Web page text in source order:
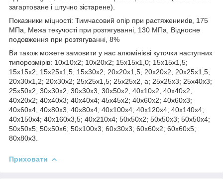
загартоване і штучно зістарене).
Показники міцності: Тимчасовий опір при растяженииdв , 175
МПа, Межа текучості при розтягуванні, 130 МПа, Відносне
подовження при розтягуванні, 8%
Ви також можете замовити у нас алюмінієві куточки наступних
типорозмірів: 10х10х2; 10х20х2; 15х15х1,0; 15х15х1,5;
15х15х2; 15х25х1,5; 15х30х2; 20х20х1,5; 20х20х2; 20х25х1,5;
20х30х1,2; 20х30х2; 25х25х1,5; 25х25х2, а; 25х25х3; 25х40х3;
25х50х2; 30х30х2; 30х30х3; 30х50х2; 40х10х2; 40х40х2;
40х20х2; 40х40х3; 40х40х4; 45х45х2; 40х60х2; 40х60х3;
40х60х4; 40х80х3; 40х80х4; 40х100х4; 40х120х4; 40х140х4;
40х150х4; 40х160х3,5; 40х210х4; 50х50х2; 50х50х3; 50х50х4;
50х50х5; 50х50х6; 50х100х3; 60х30х3; 60х60х2; 60х60х5;
80х80х3.
Приховати